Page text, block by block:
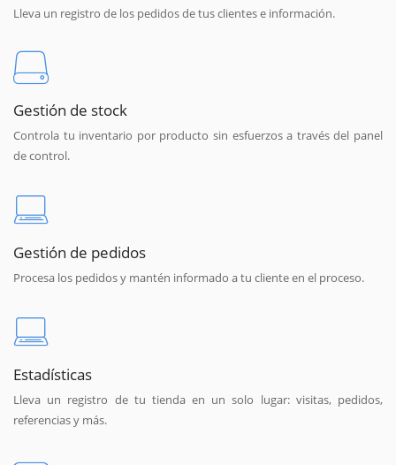
Lleva un registro de los pedidos de tus clientes e información.
Gestión de stock
Controla tu inventario por producto sin esfuerzos a través del panel
de control.
Gestión de pedidos
Procesa los pedidos y mantén informado a tu cliente en el proceso.
Estadísticas
Lleva un registro de tu tienda en un solo lugar: visitas, pedidos,
referencias y más.